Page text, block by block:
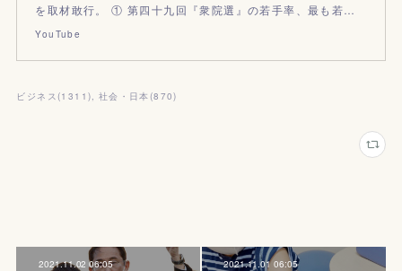
を取材敢行。 ① 第四十九回『衆院選』の若手率、最も若…
YouTube
ビジネス (1311 ) 社会・日本 (870)
2021.11.02 06:05 2021.11.01 06:05